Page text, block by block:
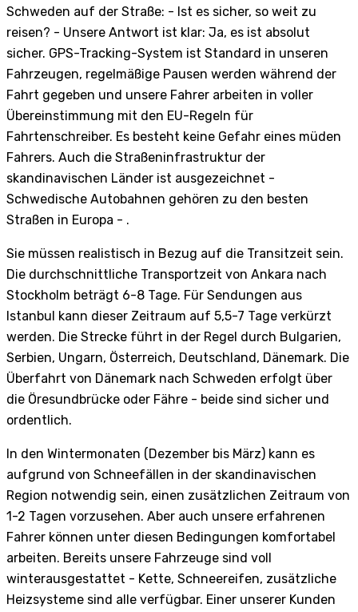
Schweden auf der Straße: - Ist es sicher, so weit zu
reisen? - Unsere Antwort ist klar: Ja, es ist absolut
sicher. GPS-Tracking-System ist Standard in unseren
Fahrzeugen, regelmäßige Pausen werden während der
Fahrt gegeben und unsere Fahrer arbeiten in voller
Übereinstimmung mit den EU-Regeln für
Fahrtenschreiber. Es besteht keine Gefahr eines müden
Fahrers. Auch die Straßeninfrastruktur der
skandinavischen Länder ist ausgezeichnet -
Schwedische Autobahnen gehören zu den besten
Straßen in Europa - .
Sie müssen realistisch in Bezug auf die Transitzeit sein.
Die durchschnittliche Transportzeit von Ankara nach
Stockholm beträgt 6-8 Tage. Für Sendungen aus
Istanbul kann dieser Zeitraum auf 5,5-7 Tage verkürzt
werden. Die Strecke führt in der Regel durch Bulgarien,
Serbien, Ungarn, Österreich, Deutschland, Dänemark. Die
Überfahrt von Dänemark nach Schweden erfolgt über
die Öresundbrücke oder Fähre - beide sind sicher und
ordentlich.
In den Wintermonaten (Dezember bis März) kann es
aufgrund von Schneefällen in der skandinavischen
Region notwendig sein, einen zusätzlichen Zeitraum von
1-2 Tagen vorzusehen. Aber auch unsere erfahrenen
Fahrer können unter diesen Bedingungen komfortabel
arbeiten. Bereits unsere Fahrzeuge sind voll
winterausgestattet - Kette, Schneereifen, zusätzliche
Heizsysteme sind alle verfügbar. Einer unserer Kunden